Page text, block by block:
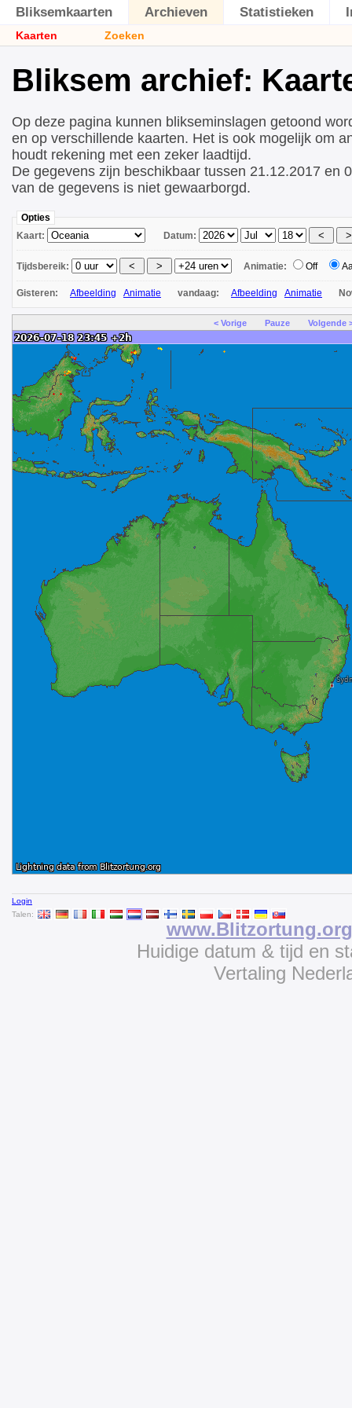
Bliksemkaarten Archieven Statistieken
Kaarten Zoeken
Bliksem archief:
Op deze pagina kunnen blikseminslagen getoond
en op verschillende kaarten. Het is ook mogelijk om
houdt rekening met een zeker laadtijd.
De gegevens zijn beschikbaar tussen 21.12.2017 en
van de gegevens is niet gewaarborgd.
Opties
Kaart:
Datum:
Tijdsbereik: Animatie: Off
Gisteren: Afbeelding Animatie vandaag: Afbeelding Animatie
< Vorige Pauze Volgende
Login
Talen:
www.Blitzortung.org
Huidige datum & tijd en
Vertaling